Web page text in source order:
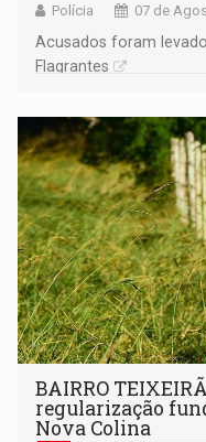
Polícia 07 de
Acusados foram
Flagrantes
BAIRRO
regularização
Nova Colina